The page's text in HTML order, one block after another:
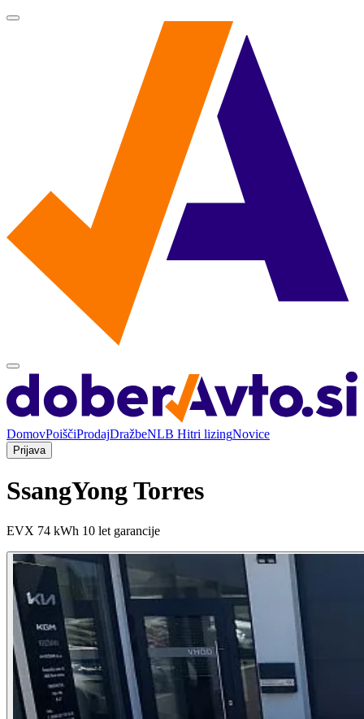
DomovPoiščiProdajDražbeNLB Hitri lizingNovice
Prijava
SsangYong Torres
EVX 74 kWh 10 let garancije